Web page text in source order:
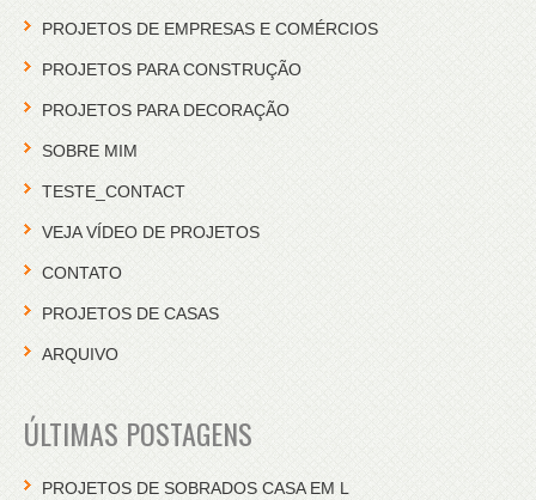
PROJETOS DE EMPRESAS E COMÉRCIOS
PROJETOS PARA CONSTRUÇÃO
PROJETOS PARA DECORAÇÃO
SOBRE MIM
TESTE_CONTACT
VEJA VÍDEO DE PROJETOS
CONTATO
PROJETOS DE CASAS
ARQUIVO
ÚLTIMAS POSTAGENS
PROJETOS DE SOBRADOS CASA EM L